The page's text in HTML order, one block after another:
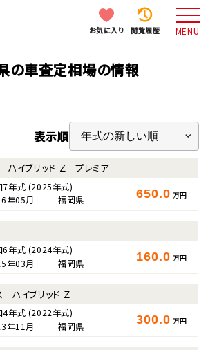
お気に入り 閲覧履歴 MENU
の車査定相場の情報
表示順
ハイブリッド Ｚ プレミア
7年式 (2025年式)
年05月 福岡県 650.0 万円
6年式 (2024年式)
年03月 福岡県 160.0 万円
ハイブリッド Ｚ
4年式 (2022年式)
年11月 福岡県 300.0 万円